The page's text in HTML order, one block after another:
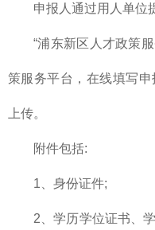
申报人通过用人单位
“浦东新区人才政策
策服务平台，在线填写
上传。
附件包括:
1、身份证件;
2、学历学位证书、